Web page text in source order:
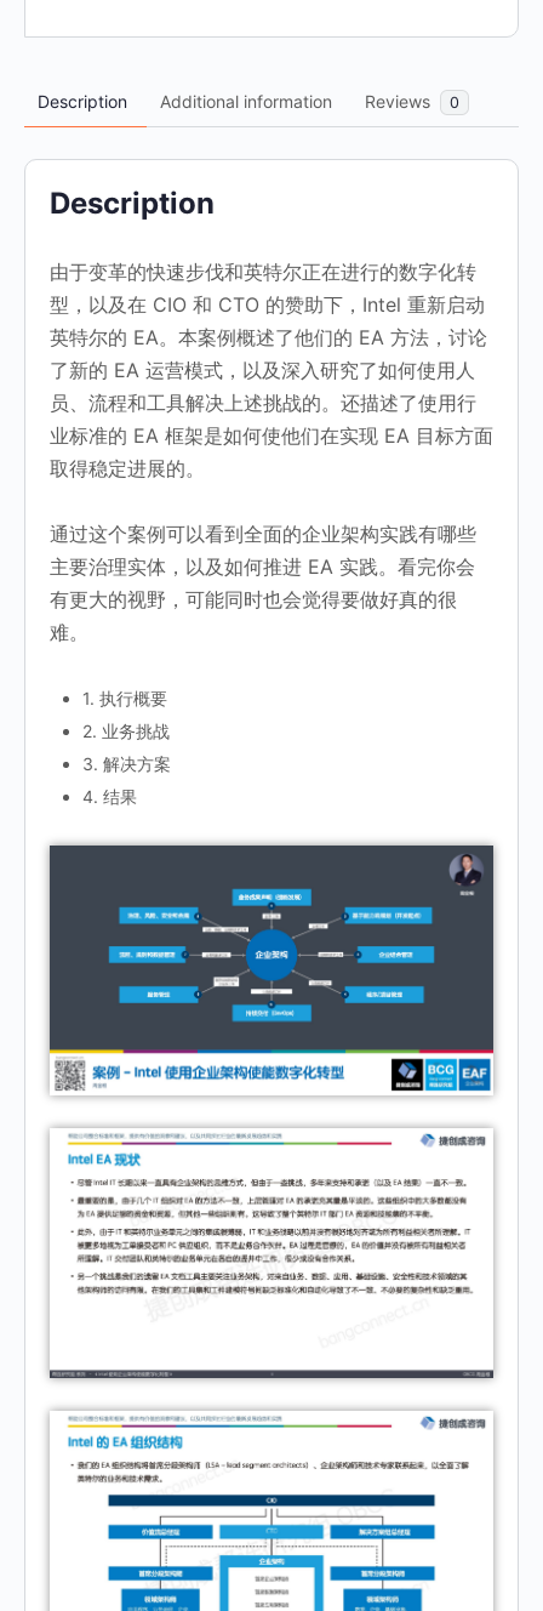
Description Additional information Reviews 0
Description
由于变革的快速步伐和英特尔正在进行的数字化转
型，以及在 CIO 和 CTO 的赞助下，Intel 重新启动
英特尔的 EA。本案例概述了他们的 EA 方法，讨论
了新的 EA 运营模式，以及深入研究了如何使用人
员、流程和工具解决上述挑战的。还描述了使用行
业标准的 EA 框架是如何使他们在实现 EA 目标方面
取得稳定进展的。
通过这个案例可以看到全面的企业架构实践有哪些
主要治理实体，以及如何推进 EA 实践。看完你会
有更大的视野，可能同时也会觉得要做好真的很
难。
1. 执行概要
2. 业务挑战
3. 解决方案
4. 结果